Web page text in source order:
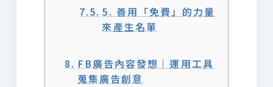
5. 善用「免費」的力量
來產生名單
FB廣告內容發想｜運用工具
蒐集廣告創意